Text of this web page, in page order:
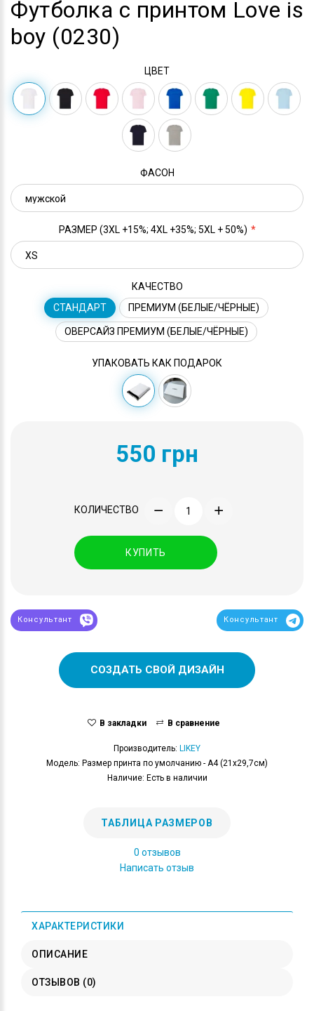
Футболка с принтом Love is
boy (0230)
ЦВЕТ
ФАСОН
РАЗМЕР (3XL +15%; 4XL +35%; 5XL + 50%)
КАЧЕСТВО
СТАНДАРТ
ПРЕМИУМ (БЕЛЫЕ/ЧЁРНЫЕ)
ОВЕРСАЙЗ ПРЕМИУМ (БЕЛЫЕ/ЧЁРНЫЕ)
УПАКОВАТЬ КАК ПОДАРОК
550 грн
КОЛИЧЕСТВО
КУПИТЬ
Консультант Консультант
СОЗДАТЬ СВОЙ ДИЗАЙН
В закладки В сравнение
Производитель: LIKEY
Модель: Размер принта по умолчанию - А4 (21x29,7см)
Наличие: Есть в наличии
ТАБЛИЦА РАЗМЕРОВ
0 отзывов
Написать отзыв
ХАРАКТЕРИСТИКИ
ОПИСАНИЕ
ОТЗЫВОВ (0)